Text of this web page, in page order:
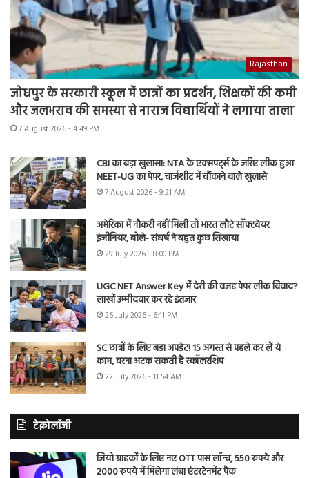
Rajasthan
जोधपुर के सरकारी स्कूल में छात्रों का प्रदर्शन, शिक्षकों की कमी
और जलभराव की समस्या से नाराज विद्यार्थियों ने लगाया ताला
7 August 2026 - 4:49 PM
CBI का बड़ा खुलासा: NTA के एक्सपर्ट्स के जरिए लीक हुआ
NEET-UG का पेपर, चार्जशीट में चौंकाने वाले खुलासे
7 August 2026 - 9:21 AM
अमेरिका में नौकरी नहीं मिली तो भारत लौटे सॉफ्टवेयर
इंजीनियर, बोले- संघर्ष ने बहुत कुछ सिखाया
29 July 2026 - 8:00 PM
UGC NET Answer Key में देरी की वजह पेपर लीक विवाद?
लाखों उम्मीदवार कर रहे इंतजार
26 July 2026 - 6:11 PM
SC छात्रों के लिए बड़ा अपडेट! 15 अगस्त से पहले कर लें ये
काम, वरना अटक सकती है स्कॉलरशिप
22 July 2026 - 11:54 AM
टेक्नोलॉजी
जियो ग्राहकों के लिए नए OTT पास लॉन्च, 550 रुपये और
2000 रुपये में मिलेगा लंबा एंटरटेनमेंट पैक